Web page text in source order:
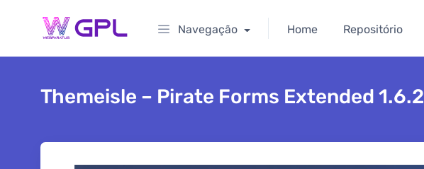
Navegação Home Repositório
Themeisle – Pirate Forms Extended 1.6.2